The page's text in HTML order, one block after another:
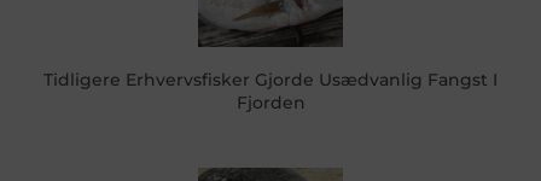
Tidligere Erhvervsfisker Gjorde Usædvanlig Fangst I
Fjorden